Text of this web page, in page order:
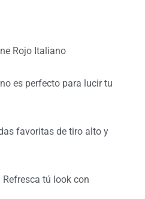
Rojo Italiano
es perfecto para lucir tu
favoritas de tiro alto y
Refresca tú look con